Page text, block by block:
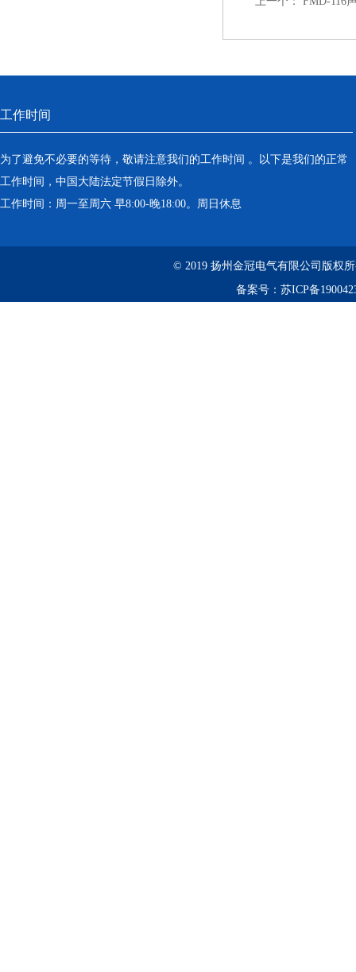
工作时间
为了避免不必要的等待，敬请注意我们的工作时间 。以下是我们的正常
工作时间，中国大陆法定节假日除外。
工作时间：周一至周六 早8:00-晚18:00。周日休息
© 2019 扬州金冠电气有限公司版权
备案号： 苏ICP备